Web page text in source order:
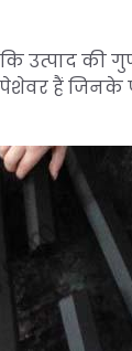
उत्पाद की
हैं जिनके